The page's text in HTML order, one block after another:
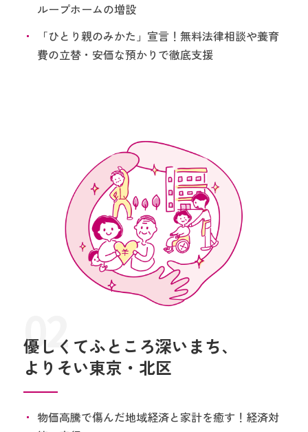
ループホームの増設
「ひとり親のみかた」宣言！無料法律相談や養育
費の立替・安価な預かりで徹底支援
優しくてふところ深いまち、
よりそい東京・北区
物価高騰で傷んだ地域経済と家計を癒す！経済対
02